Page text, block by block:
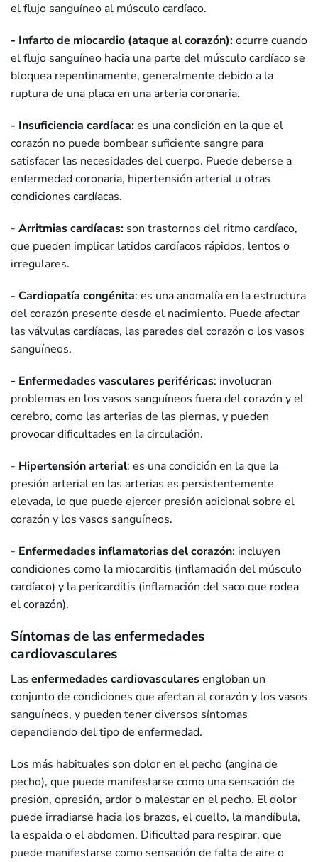
el flujo sanguíneo al músculo cardíaco.
- Infarto de miocardio (ataque al corazón):ocurre cuando
el flujo sanguíneo hacia una parte del músculo cardíaco se
bloquea repentinamente, generalmente debido a la
ruptura de una placa en una arteria coronaria.
- Insuficiencia cardíaca:es una condición en la que el
corazón no puede bombear suficiente sangre para
satisfacer las necesidades del cuerpo. Puede deberse a
enfermedad coronaria, hipertensión arterial u otras
condiciones cardíacas.
- Arritmias cardíacas: son trastornos del ritmo cardíaco,
que pueden implicar latidos cardíacos rápidos, lentos o
irregulares.
- Cardiopatía congénita: es una anomalía en la estructura
del corazón presente desde el nacimiento. Puede afectar
las válvulas cardíacas, las paredes del corazón o los vasos
sanguíneos.
- Enfermedades vasculares periféricas: involucran
problemas en los vasos sanguíneos fuera del corazón y el
cerebro, como las arterias de las piernas, y pueden
provocar dificultades en la circulación.
- Hipertensión arterial: es una condición en la que la
presión arterial en las arterias es persistentemente
elevada, lo que puede ejercer presión adicional sobre el
corazón y los vasos sanguíneos.
- Enfermedades inflamatorias del corazón: incluyen
condiciones como la miocarditis (inflamación del músculo
cardíaco) y la pericarditis (inflamación del saco que rodea
el corazón).
Síntomas de las enfermedades
cardiovasculares
Las enfermedades cardiovascularesengloban un
conjunto de condiciones que afectan al corazón y los vasos
sanguíneos, y pueden tener diversos síntomas
dependiendo del tipo de enfermedad.
Los más habituales son dolor en el pecho (angina de
pecho), que puede manifestarse como una sensación de
presión, opresión, ardor o malestar en el pecho. El dolor
puede irradiarse hacia los brazos, el cuello, la mandíbula,
la espalda o el abdomen. Dificultad para respirar, que
puede manifestarse como sensación de falta de aire o